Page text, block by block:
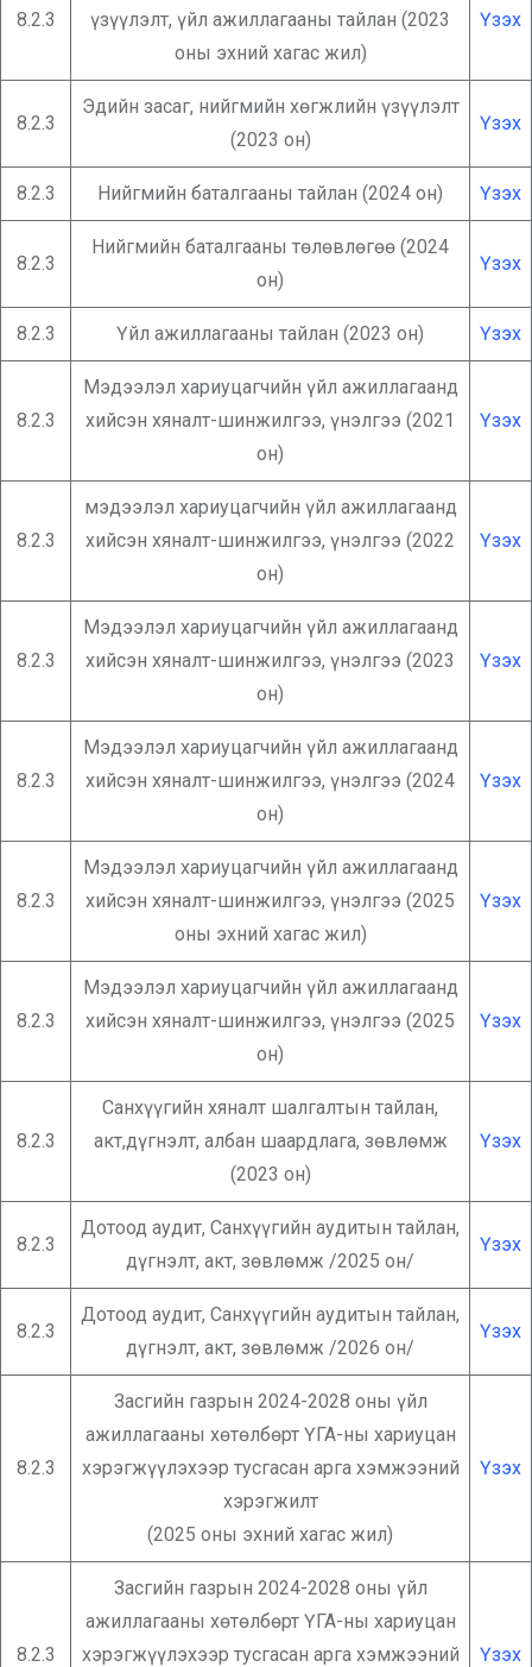
8.2.3
үзүүлэлт, үйл ажиллагааны тайлан (2023
оны эхний хагас жил)
Үзэх
8.2.3
Эдийн засаг, нийгмийн хөгжлийн үзүүлэлт
(2023 он)
Үзэх
8.2.3 Нийгмийн баталгааны тайлан (2024 он) Үзэх
8.2.3
Нийгмийн баталгааны төлөвлөгөө (2024
он)
Үзэх
8.2.3 Үйл ажиллагааны тайлан (2023 он) Үзэх
8.2.3
Мэдээлэл хариуцагчийн үйл ажиллагаанд
хийсэн хяналт-шинжилгээ, үнэлгээ (2021
он)
Үзэх
8.2.3
мэдээлэл хариуцагчийн үйл ажиллагаанд
хийсэн хяналт-шинжилгээ, үнэлгээ (2022
он)
Үзэх
8.2.3
Мэдээлэл хариуцагчийн үйл ажиллагаанд
хийсэн хяналт-шинжилгээ, үнэлгээ (2023
он)
Үзэх
8.2.3
Мэдээлэл хариуцагчийн үйл ажиллагаанд
хийсэн хяналт-шинжилгээ, үнэлгээ (2024
он)
Үзэх
8.2.3
Мэдээлэл хариуцагчийн үйл ажиллагаанд
хийсэн хяналт-шинжилгээ, үнэлгээ (2025
оны эхний хагас жил)
Үзэх
8.2.3
Мэдээлэл хариуцагчийн үйл ажиллагаанд
хийсэн хяналт-шинжилгээ, үнэлгээ (2025
он)
Үзэх
8.2.3
Санхүүгийн хяналт шалгалтын тайлан,
акт,дүгнэлт, албан шаардлага, зөвлөмж
(2023 он)
Үзэх
8.2.3
Дотоод аудит, Санхүүгийн аудитын тайлан,
дүгнэлт, акт, зөвлөмж /2025 он/
Үзэх
8.2.3
Дотоод аудит, Санхүүгийн аудитын тайлан,
дүгнэлт, акт, зөвлөмж /2026 он/
Үзэх
8.2.3
Засгийн газрын 2024-2028 оны үйл
ажиллагааны хөтөлбөрт ҮГА-ны хариуцан
хэрэгжүүлэхээр тусгасан арга хэмжээний
хэрэгжилт
(2025 оны эхний хагас жил)
Үзэх
8.2.3
Засгийн газрын 2024-2028 оны үйл
ажиллагааны хөтөлбөрт ҮГА-ны хариуцан
хэрэгжүүлэхээр тусгасан арга хэмжээний
Үзэх